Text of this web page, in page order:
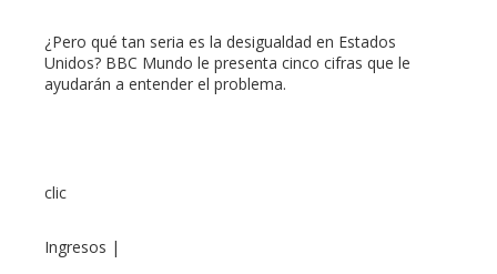
¿Pero qué tan seria es la desigualdad en Estados
Unidos? BBC Mundo le presenta cinco cifras que le
ayudarán a entender el problema.
clic
Ingresos |